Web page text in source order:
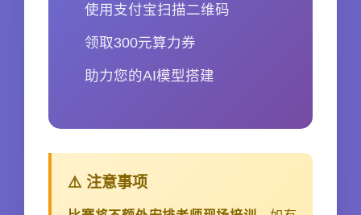
使用支付宝扫描二维码
领取300元算力券
助力您的AI模型搭建
⚠️ 注意事项